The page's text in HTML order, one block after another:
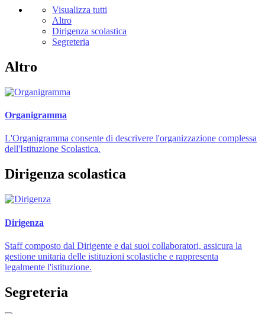
Visualizza tutti
Altro
Dirigenza scolastica
Segreteria
Altro
Organigramma
L'Organigramma consente di descrivere l'organizzazione complessa
dell'Istituzione Scolastica.
Dirigenza scolastica
Dirigenza
Staff composto dal Dirigente e dai suoi collaboratori, assicura la
gestione unitaria delle istituzioni scolastiche e rappresenta
legalmente l'istituzione.
Segreteria